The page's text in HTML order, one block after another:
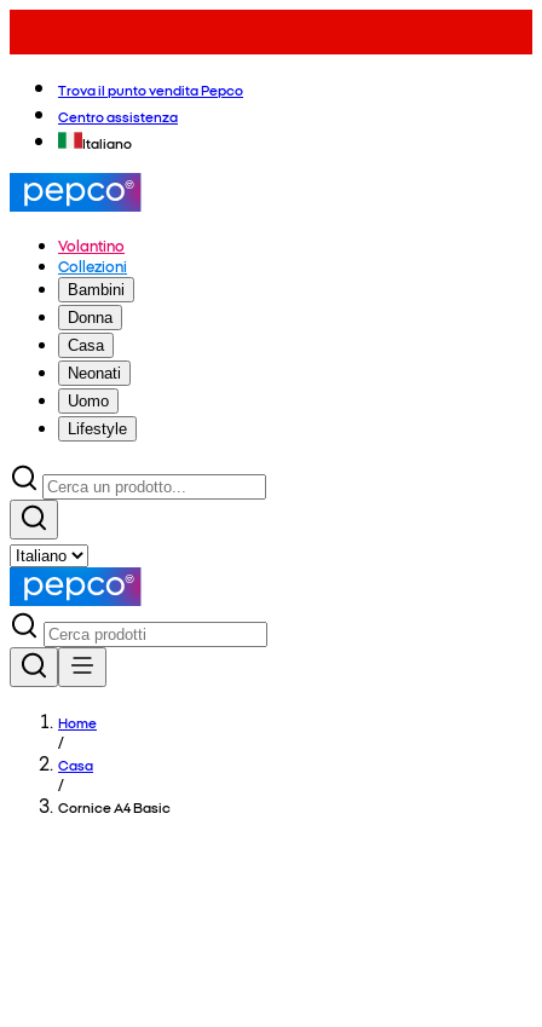
Trova il punto vendita Pepco
Centro assistenza
Italiano
Volantino
Collezioni
Bambini
Donna
Casa
Neonati
Uomo
Lifestyle
Home
/
Casa
/
Cornice A4 Basic